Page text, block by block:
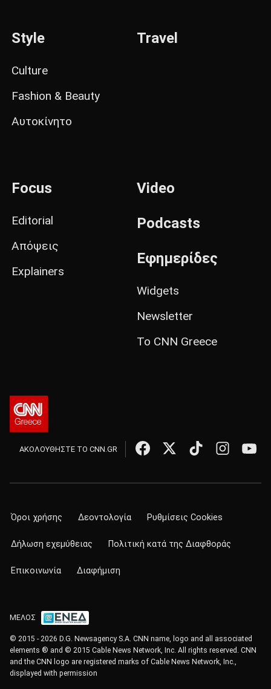
Style
Culture
Fashion & Beauty
Αυτοκίνητο
Travel
Focus
Editorial
Απόψεις
Explainers
Video
Podcasts
Εφημερίδες
Widgets
Newsletter
Το CNN Greece
ΑΚΟΛΟΥΘΗΣΤΕ ΤΟ CNN.GR
Όροι χρήσης Δεοντολογία Ρυθμίσεις Cookies
Δήλωση εχεμύθειας Πολιτική κατά της Διαφθοράς
Επικοινωνία Διαφήμιση
ΜΕΛΟΣ
© 2015 - 2026 D.G. Newsagency S.A. CNN name, logo and all associated
elements ® and © 2015 Cable News Network, Inc. All rights reserved. CNN
and the CNN logo are registered marks of Cable News Network, Inc.,
displayed with permission